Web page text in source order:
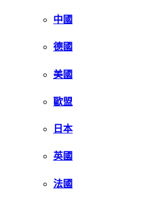
中國
德國
美國
歐盟
日本
英國
法國